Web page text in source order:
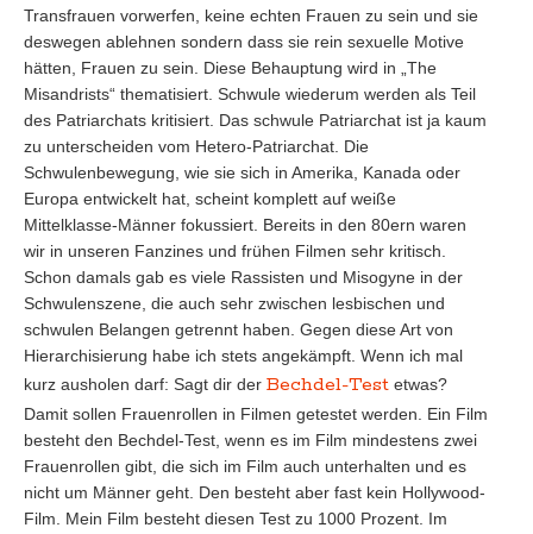
Transfrauen vorwerfen, keine echten Frauen zu sein und sie
deswegen ablehnen sondern dass sie rein sexuelle Motive
hätten, Frauen zu sein. Diese Behauptung wird in „The
Misandrists“ thematisiert. Schwule wiederum werden als Teil
des Patriarchats kritisiert. Das schwule Patriarchat ist ja kaum
zu unterscheiden vom Hetero-Patriarchat. Die
Schwulenbewegung, wie sie sich in Amerika, Kanada oder
Europa entwickelt hat, scheint komplett auf weiße
Mittelklasse-Männer fokussiert. Bereits in den 80ern waren
wir in unseren Fanzines und frühen Filmen sehr kritisch.
Schon damals gab es viele Rassisten und Misogyne in der
Schwulenszene, die auch sehr zwischen lesbischen und
schwulen Belangen getrennt haben. Gegen diese Art von
Hierarchisierung habe ich stets angekämpft. Wenn ich mal
kurz ausholen darf: Sagt dir der Bechdel-Test etwas?
Damit sollen Frauenrollen in Filmen getestet werden. Ein Film
besteht den Bechdel-Test, wenn es im Film mindestens zwei
Frauenrollen gibt, die sich im Film auch unterhalten und es
nicht um Männer geht. Den besteht aber fast kein Hollywood-
Film. Mein Film besteht diesen Test zu 1000 Prozent. Im